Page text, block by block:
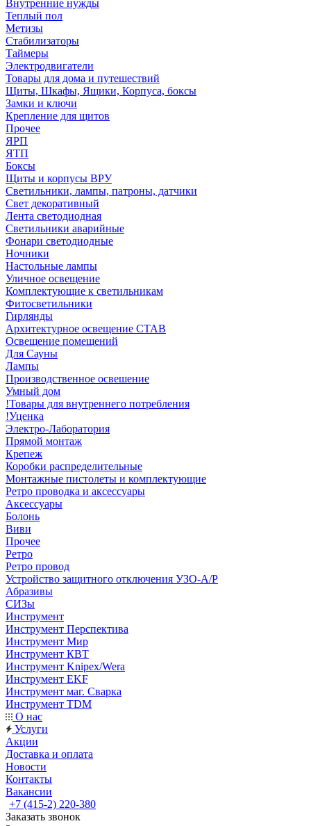
Внутренние нужды
Теплый пол
Метизы
Стабилизаторы
Таймеры
Электродвигатели
Товары для дома и путешествий
Щиты, Шкафы, Ящики, Корпуса, боксы
Замки и ключи
Крепление для щитов
Прочее
ЯРП
ЯТП
Боксы
Щиты и корпусы ВРУ
Светильники, лампы, патроны, датчики
Свет декоративный
Лента светодиодная
Светильники аварийные
Фонари светодиодные
Ночники
Настольные лампы
Уличное освещение
Комплектующие к светильникам
Фитосветильники
Гирлянды
Архитектурное освещение СТАВ
Освещение помещений
Для Сауны
Лампы
Производственное освешение
Умный дом
!Товары для внутреннего потребления
!Уценка
Электро-Лаборатория
Прямой монтаж
Крепеж
Коробки распределительные
Монтажные пистолеты и комплектующие
Ретро проводка и аксессуары
Аксессуары
Болонь
Виви
Прочее
Ретро
Ретро провод
Устройство защитного отключения УЗО-А/Р
Абразивы
СИЗы
Инструмент
Инструмент Перспектива
Инструмент Мир
Инструмент КВТ
Инструмент Knipex/Wera
Инструмент EKF
Инструмент маг. Сварка
Инструмент TDM
О нас
Услуги
Акции
Доставка и оплата
Новости
Контакты
Вакансии
+7 (415-2) 220-380
Заказать звонок